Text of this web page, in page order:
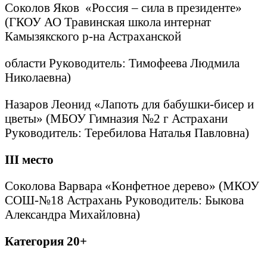
Соколов Яков «Россия – сила в президенте»
(ГКОУ АО Травинская школа интернат
Камызякского р-на Астраханской
области Руководитель: Тимофеева Людмила
Николаевна)
Назаров Леонид «Лапоть для бабушки-бисер и
цветы» (МБОУ Гимназия №2 г Астрахани
Руководитель: Теребилова Наталья Павловна)
III место
Соколова Варвара «Конфетное дерево» (МКОУ
СОШ-№18 Астрахань Руководитель: Быкова
Александра Михайловна)
Категория 20+